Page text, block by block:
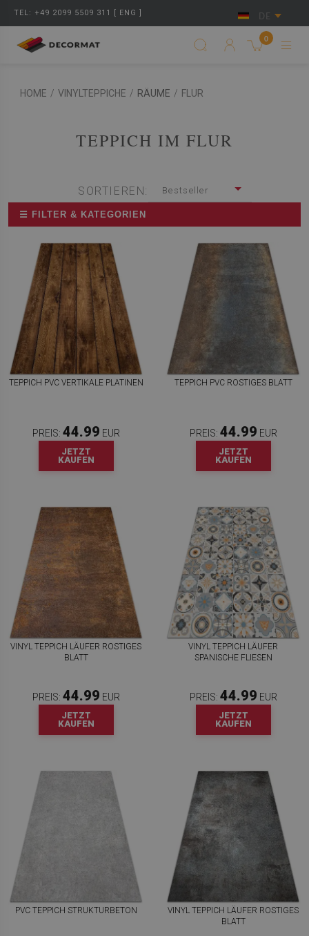
TEL: +49 2099 5509 311 [ ENG ] DE
0
HOME / VINYLTEPPICHE / RÄUME / FLUR
TEPPICH IM FLUR
SORTIEREN: Bestseller
☰ FILTER & KATEGORIEN
TEPPICH PVC VERTIKALE PLATINEN
PREIS: 44.99 EUR
JETZT
KAUFEN
TEPPICH PVC ROSTIGES BLATT
PREIS: 44.99 EUR
JETZT
KAUFEN
VINYL TEPPICH LÄUFER ROSTIGES
BLATT
PREIS: 44.99 EUR
JETZT
KAUFEN
VINYL TEPPICH LÄUFER
SPANISCHE FLIESEN
PREIS: 44.99 EUR
JETZT
KAUFEN
PVC TEPPICH STRUKTURBETON
VINYL TEPPICH LÄUFER ROSTIGES
BLATT